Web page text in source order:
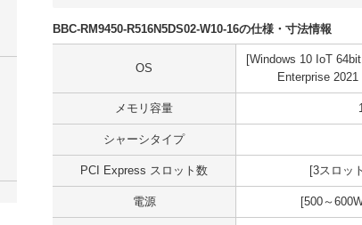
BBC-RM9450-R516N5DS02-W10-16の仕様・寸法情報
OS
[Windows 10 IoT
Enterprise
メモリ容量
シャーシタイプ
PCI Express スロット数 [3スロッ
電源 [500～